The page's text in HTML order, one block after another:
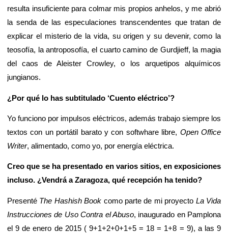
resulta insuficiente para colmar mis propios anhelos, y me abrió
la senda de las especulaciones transcendentes que tratan de
explicar el misterio de la vida, su origen y su devenir, como la
teosofía, la antroposofía, el cuarto camino de Gurdjieff, la magia
del caos de Aleister Crowley, o los arquetipos alquímicos
jungianos.
¿Por qué lo has subtitulado ‘Cuento eléctrico’?
Yo funciono por impulsos eléctricos, además trabajo siempre los
textos con un portátil barato y con softwhare libre, Open Office
Writer, alimentado, como yo, por energía eléctrica.
Creo que se ha presentado en varios sitios, en exposiciones
incluso. ¿Vendrá a Zaragoza, qué recepción ha tenido?
Presenté The Hashish Book como parte de mi proyecto La Vida
Instrucciones de Uso Contra el Abuso, inaugurado en Pamplona
el 9 de enero de 2015 ( 9+1+2+0+1+5 = 18 = 1+8 = 9), a las 9